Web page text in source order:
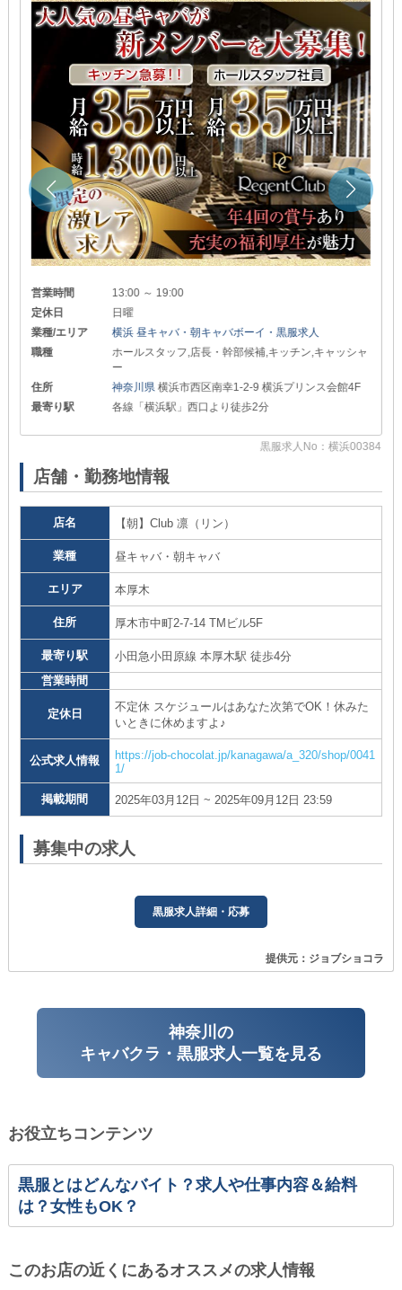
営業時間
13:00 ～ 19:00
定休日
日曜
業種/エリア
横浜 昼キャバ・朝キャバボーイ・黒服求人
職種
ホールスタッフ,店長・幹部候補,キッチン,キャッシャ
ー
住所
神奈川県 横浜市西区南幸1-2-9 横浜プリンス会館4F
最寄り駅
各線「横浜駅」西口より徒歩2分
黒服求人No：横浜00384
店舗・勤務地情報
店名 【朝】Club 凛（リン）
業種 昼キャバ・朝キャバ
エリア 本厚木
住所 厚木市中町2-7-14 TMビル5F
最寄り駅
小田急小田原線 本厚木駅 徒歩4分
営業時間
定休日
不定休 スケジュールはあなた次第でOK！休みた
いときに休めますよ♪
公式求人情報
https://job-chocolat.jp/kanagawa/a_320/shop/0041
1/
掲載期間 2025年03月12日 ~ 2025年09月12日 23:59
募集中の求人
黒服求人詳細・応募
提供元：ジョブショコラ
神奈川の
キャバクラ・黒服求人一覧を見る
お役立ちコンテンツ
黒服とはどんなバイト？求人や仕事内容＆給料
は？女性もOK？
このお店の近くにあるオススメの求人情報